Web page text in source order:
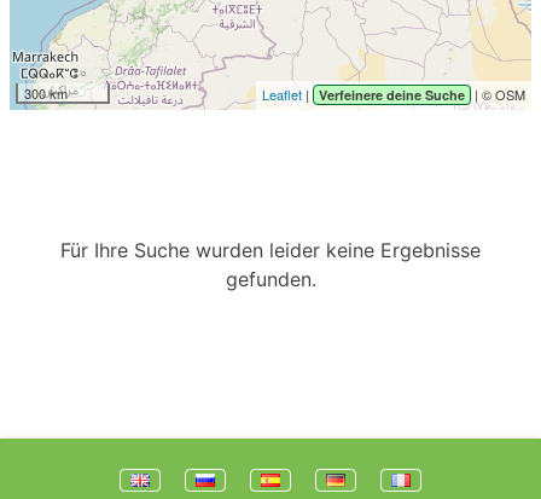
300 km Leaflet | Verfeinere deine Suche | © OSM
Für Ihre Suche wurden leider keine Ergebnisse
gefunden.